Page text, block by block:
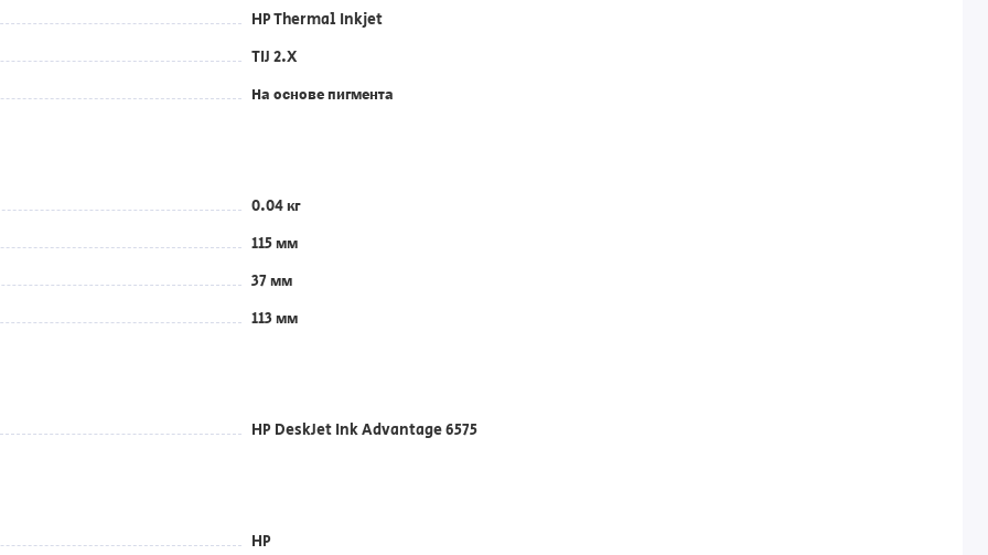
HP Thermal Inkjet
TIJ 2.X
На основе пигмента
0.04 кг
115 мм
37 мм
113 мм
HP DeskJet Ink Advantage 6575
HP